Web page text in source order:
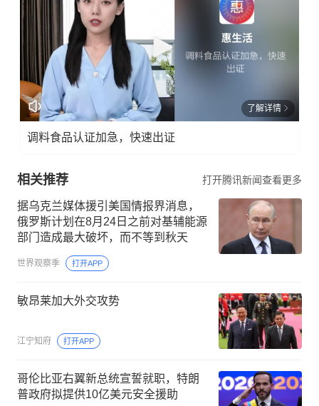
了解详情
调料食品认证加急，快速出证
相关推荐 打开腾讯新闻查看更多
据乌克兰媒体援引美国情报界消息，
俄罗斯计划在8月24日之前对基辅能源
部门造成最大破坏，而不等到秋天
世界观察季 打开APP
敏昂莱加大外交攻势
江宁知府 打开APP
哥伦比亚右翼新总统宣誓就职，特朗
普政府拟提供10亿美元安全援助